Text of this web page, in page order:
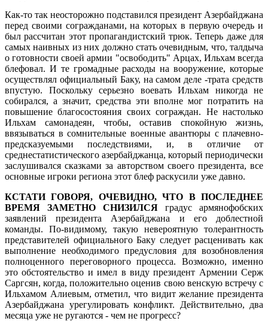
Как-то так неосторожно подставился президент Азербайджана
перед своими согражданами, на которых в первую очередь и
был рассчитан этот пропагандистский трюк. Теперь даже для
самых наивных из них должно стать очевидным, что, талдыча
о готовности своей армии "освободить" Арцах, Ильхам всегда
блефовал. И те громадные расходы на вооружение, которые
осуществлял официальный Баку, на самом деле -трата средств
впустую. Поскольку серьезно воевать Ильхам никогда не
собирался, а значит, средства эти вполне мог потратить на
повышение благосостояния своих сограждан. Не настолько
Ильхам самонадеян, чтобы, оставив спокойную жизнь,
ввязываться в сомнительные военные авантюры с плачевно-
предсказуемыми последствиями, и, в отличие от
среднестатистического азербайджанца, который периодически
заслушивался сказками за авторством своего президента, все
основные игроки региона этот блеф раскусили уже давно.
КСТАТИ ГОВОРЯ, ОЧЕВИДНО, ЧТО В ПОСЛЕДНЕЕ
ВРЕМЯ ЗАМЕТНО СНИЗИЛСЯ градус армянофобских
заявлений президента Азербайджана и его доблестной
команды. По-видимому, такую невероятную толерантность
представителей официального Баку следует расценивать как
выполнение необходимого предусловия для возобновления
полноценного переговорного процесса. Возможно, именно
это обстоятельство и имел в виду президент Армении Серж
Саргсян, когда, положительно оценив свою венскую встречу с
Ильхамом Алиевым, отметил, что видит желание президента
Азербайджана урегулировать конфликт. Действительно, два
месяца уже не ругаются - чем не прогресс?